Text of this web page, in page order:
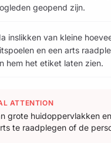
geopend zijn.
inslikken van kleine
en een arts
hem het etiket laten zien.
ATTENTION
grote huidoppervlakken
te raadplegen of de